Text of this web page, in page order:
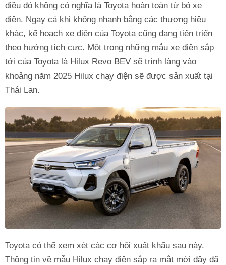
điều đó không có nghĩa là Toyota hoàn toàn từ bỏ xe
điện. Ngay cả khi không nhanh bằng các thương hiệu
khác, kế hoạch xe điện của Toyota cũng đang tiến triển
theo hướng tích cực. Một trong những mẫu xe điện sắp
tới của Toyota là Hilux Revo BEV sẽ trình làng vào
khoảng năm 2025 Hilux chạy điện sẽ được sản xuất tại
Thái Lan.
Toyota có thể xem xét các cơ hội xuất khẩu sau này.
Thông tin về mẫu Hilux chạy điện sắp ra mắt mới đây đã